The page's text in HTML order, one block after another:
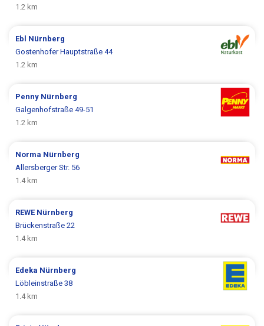
1.2 km
Ebl Nürnberg
Gostenhofer Hauptstraße 44
1.2 km
Penny Nürnberg
Galgenhofstraße 49-51
1.2 km
Norma Nürnberg
Allersberger Str. 56
1.4 km
REWE Nürnberg
Brückenstraße 22
1.4 km
Edeka Nürnberg
Löbleinstraße 38
1.4 km